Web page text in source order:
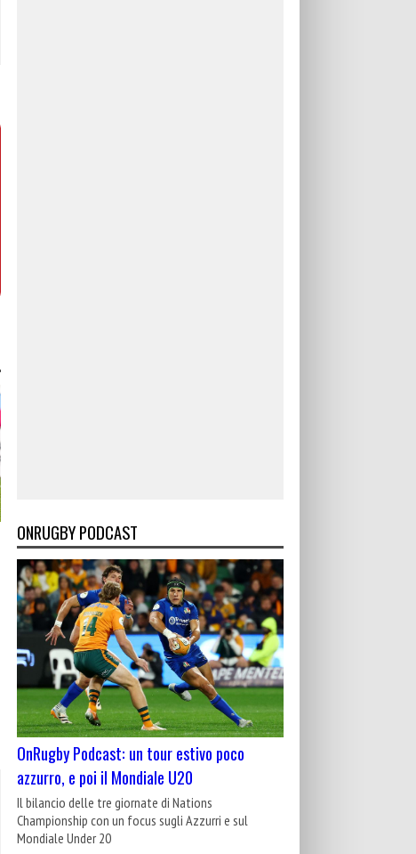
ONRUGBY PODCAST
OnRugby Podcast: un tour estivo poco
azzurro, e poi il Mondiale U20
Il bilancio delle tre giornate di Nations
Championship con un focus sugli Azzurri e sul
Mondiale Under 20